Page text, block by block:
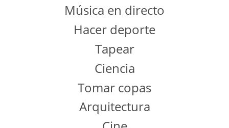
Música en directo
Hacer deporte
Tapear
Ciencia
Tomar copas
Arquitectura